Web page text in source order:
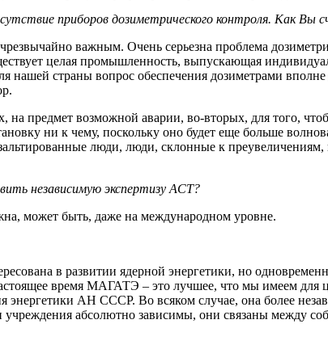
приборов дозиметрического контроля. Как
важным. Очень серьезна проблема
целая промышленность, выпускающая
страны вопрос обеспечения дозиметрами
предмет возможной аварии, во-вторых, для того,
ни к чему, поскольку оно будет еще больше
люди, люди, склонные к
независимую экспертизу ACT?
может быть, даже на международном уровне.
в развитии ядерной энергетики, но
время МАГАТЭ – это лучшее, что мы имеем для
энергетики АН СССР. Во всяком случае, она более
абсолютно зависимы, они связаны между